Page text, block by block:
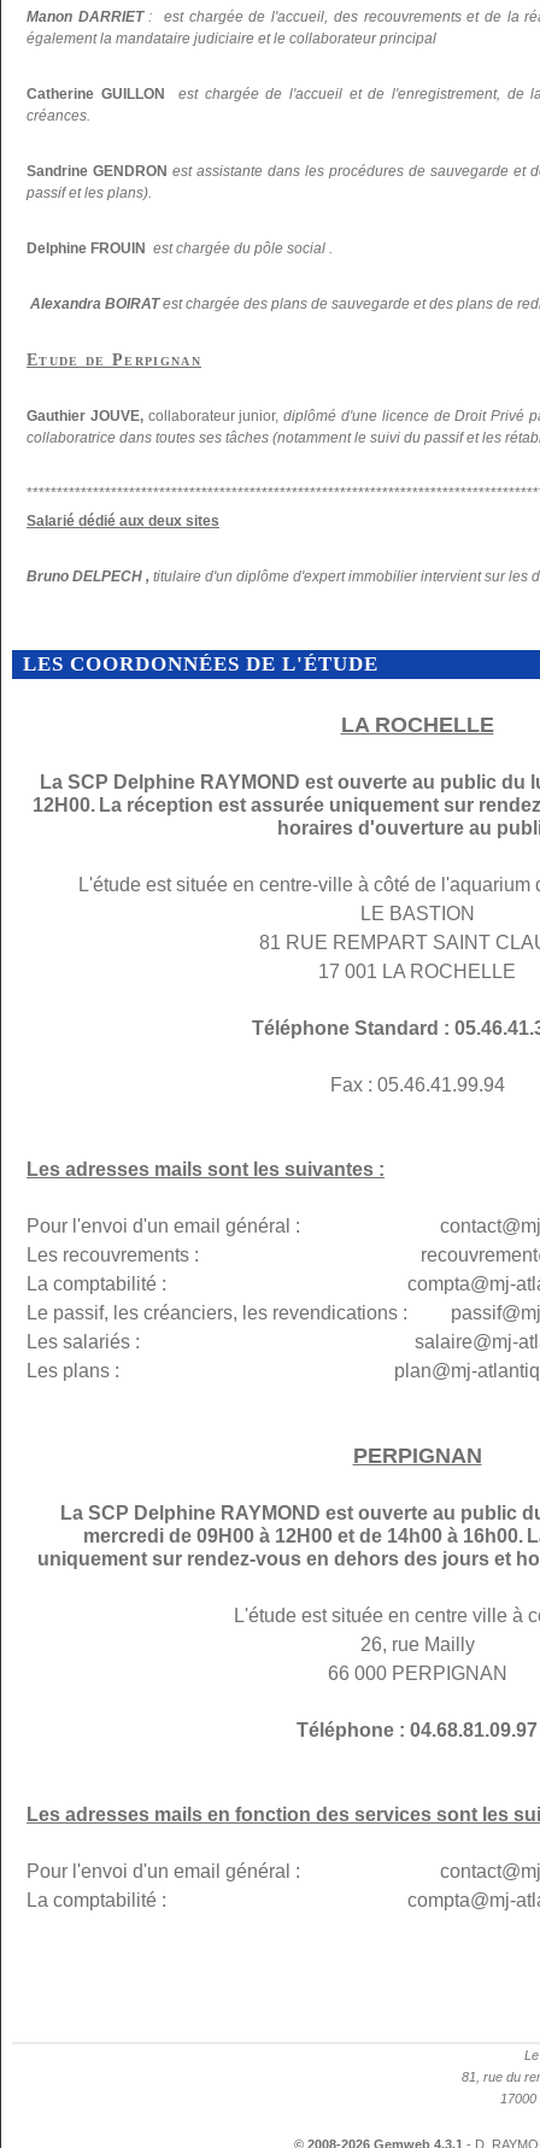
Manon DARRIET: est chargée de l'accueil, des recouvrements et de la
également la mandataire judiciaire et le collaborateur principal
Catherine GUILLON
est chargée de l'accueil et de l'enregistrement, de
créances.
Sandrine GENDRON est assistante dans les procédures de sauvegarde et
passif et les plans).
Delphine FROUIN est chargée du pôle social .
Alexandra BOIRAT est chargée des plans de sauvegarde et des plans de
Etude de Perpignan
Gauthier JOUVE, collaborateur junior, diplômé d'une licence de Droit Privé
collaboratrice dans toutes ses tâches (notamment le suivi du passif et les
Salarié dédié aux deux sites
Bruno DELPECH , titulaire d'un diplôme d'expert immobilier intervient sur les
LES COORDONNÉES DE L'ÉTUDE
LA ROCHELLE
La SCP Delphine RAYMOND est ouverte au public du
12H00. La réception est assurée uniquement sur
horaires d'ouverture au
L'étude est située en centre-ville à côté de l'aquarium
LE BASTION
81 RUE REMPART SAINT
17 001 LA ROCHELLE
Téléphone Standard :
Fax : 05.46.41.99.94
Les adresses mails sont les suivantes :
Pour l'envoi d'un email général : contact@mj-
Les recouvrements :
La comptabilité : compta@mj-
Le passif, les créanciers, les revendications : passif@
Les salariés : salaire@mj-
Les plans :
plan@mj-
PERPIGNAN
La SCP Delphine RAYMOND est ouverte au public
mercredi de 09H00 à 12H00 et de 14h00 à 16h00.
uniquement sur rendez-vous en dehors des jours et
L'étude est située en centre ville à
26, rue Mailly
66 000 PERPIGNAN
Téléphone : 04.68.81.09.97
Les adresses mails en fonction des services sont les
Pour l'envoi d'un email général : contact@mj-
La comptabilité : compta@mj-
81, rue du
17000
© 2008-2026 Gemweb 4.3.1 - D.